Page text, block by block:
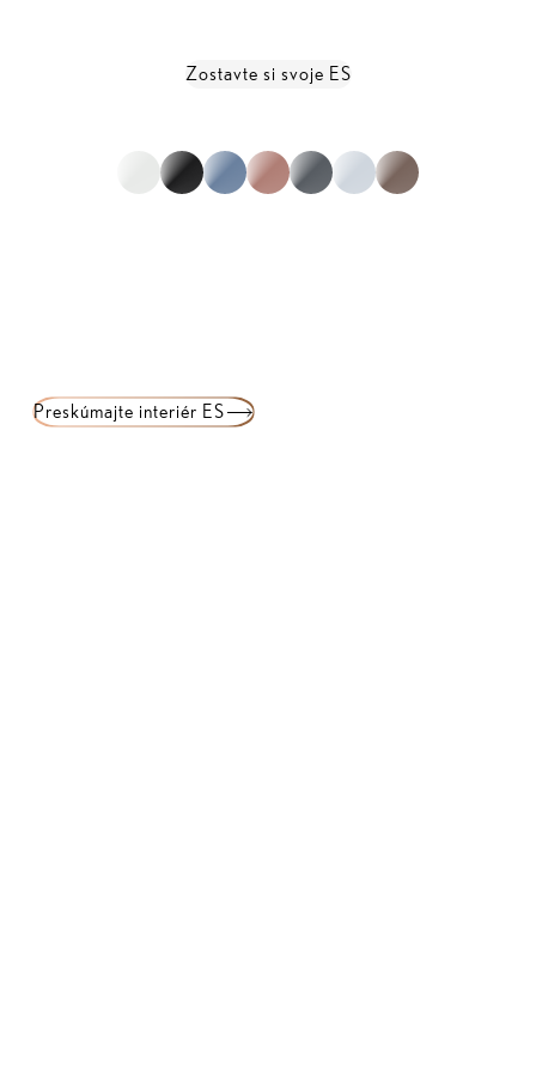
Zobraziť kompletné technické údaje
zo0
Zostavte si svoje ES
Preskúmajte interiér ES